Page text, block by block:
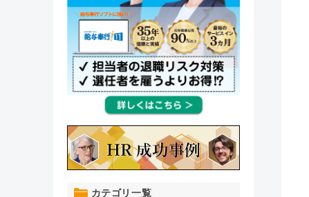
カテゴリ一覧